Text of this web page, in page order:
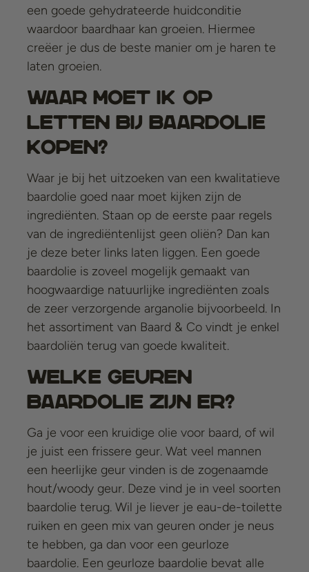
een goede gehydrateerde huidconditie
waardoor baardhaar kan groeien. Hiermee
creëer je dus de beste manier om je haren te
laten groeien.
Waar moet ik op
letten bij baardolie
kopen?
Waar je bij het uitzoeken van een kwalitatieve
baardolie goed naar moet kijken zijn de
ingrediënten. Staan op de eerste paar regels
van de ingrediëntenlijst geen oliën? Dan kan
je deze beter links laten liggen. Een goede
baardolie is zoveel mogelijk gemaakt van
hoogwaardige natuurlijke ingrediënten zoals
de zeer verzorgende arganolie bijvoorbeeld. In
het assortiment van Baard & Co vindt je enkel
baardoliën terug van goede kwaliteit.
Welke geuren
baardolie zijn er?
Ga je voor een kruidige olie voor baard, of wil
je juist een frissere geur. Wat veel mannen
een heerlijke geur vinden is de zogenaamde
hout/woody geur. Deze vind je in veel soorten
baardolie terug. Wil je liever je eau-de-toilette
ruiken en geen mix van geuren onder je neus
te hebben, ga dan voor een geurloze
baardolie. Een geurloze baardolie bevat alle